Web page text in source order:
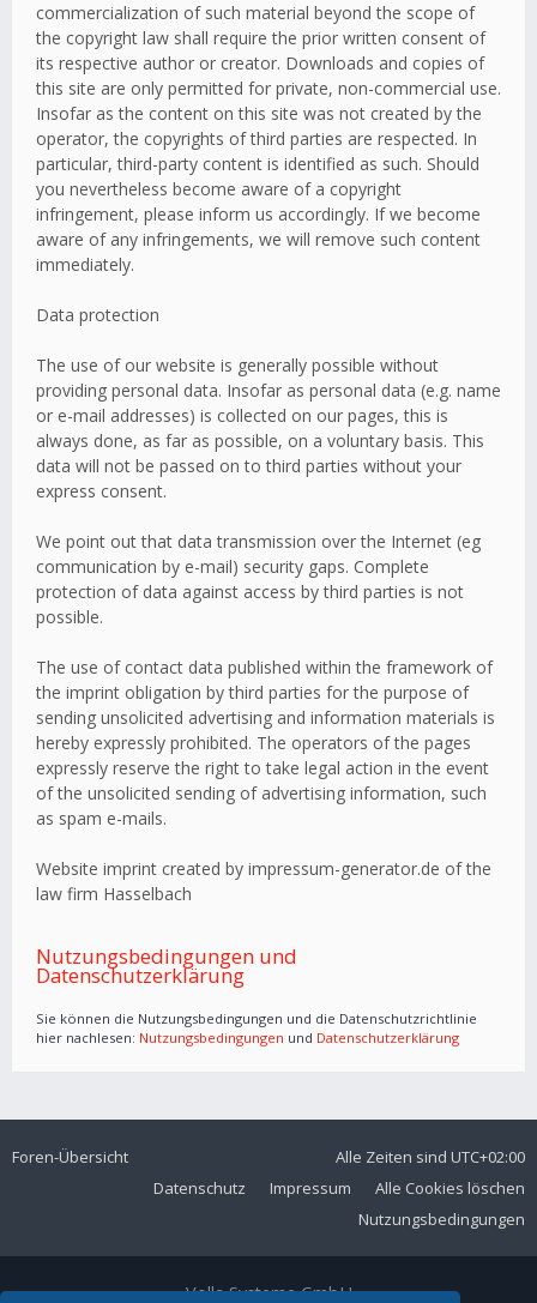
commercialization of such material beyond the scope of
the copyright law shall require the prior written consent of
its respective author or creator. Downloads and copies of
this site are only permitted for private, non-commercial use.
Insofar as the content on this site was not created by the
operator, the copyrights of third parties are respected. In
particular, third-party content is identified as such. Should
you nevertheless become aware of a copyright
infringement, please inform us accordingly. If we become
aware of any infringements, we will remove such content
immediately.
Data protection
The use of our website is generally possible without
providing personal data. Insofar as personal data (e.g. name
or e-mail addresses) is collected on our pages, this is
always done, as far as possible, on a voluntary basis. This
data will not be passed on to third parties without your
express consent.
We point out that data transmission over the Internet (eg
communication by e-mail) security gaps. Complete
protection of data against access by third parties is not
possible.
The use of contact data published within the framework of
the imprint obligation by third parties for the purpose of
sending unsolicited advertising and information materials is
hereby expressly prohibited. The operators of the pages
expressly reserve the right to take legal action in the event
of the unsolicited sending of advertising information, such
as spam e-mails.
Website imprint created by impressum-generator.de of the
law firm Hasselbach
Nutzungsbedingungen und
Datenschutzerklärung
Sie können die Nutzungsbedingungen und die Datenschutzrichtlinie
hier nachlesen: Nutzungsbedingungen und Datenschutzerklärung
Foren-Übersicht Alle Zeiten sind UTC+02:00
Alle Cookies löschen
Impressum
Datenschutz
Nutzungsbedingungen
Volla Systeme GmbH